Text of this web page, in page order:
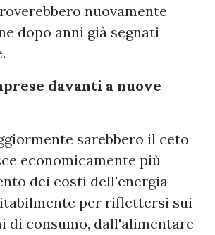
nuovamente
dopo anni già segnati
davanti a nuove
sarebbero il ceto
economicamente più
dei costi dell'energia
per riflettersi sui
di consumo, dall'alimentare